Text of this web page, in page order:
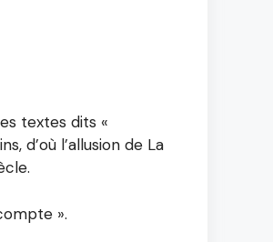
textes dits «
d’où l’allusion de La
».